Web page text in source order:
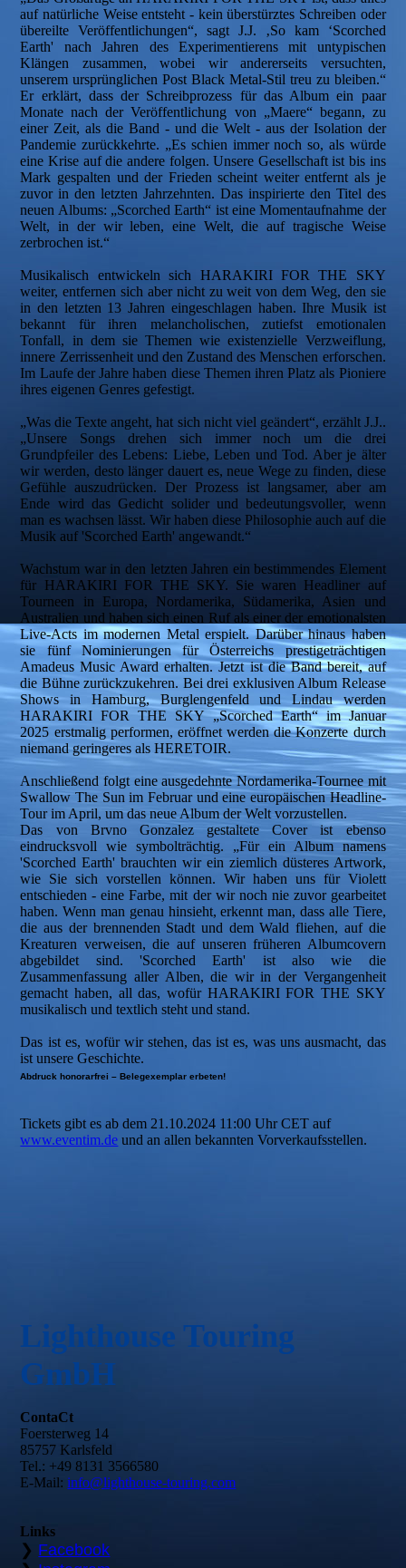
auf natürliche Weise entsteht - kein überstürztes Schreiben oder
übereilte Veröffentlichungen“, sagt J.J. ‚So kam ‘Scorched
Earth' nach Jahren des Experimentierens mit untypischen
Klängen zusammen, wobei wir andererseits versuchten,
unserem ursprünglichen Post Black Metal-Stil treu zu bleiben.“
Er erklärt, dass der Schreibprozess für das Album ein paar
Monate nach der Veröffentlichung von „Maere“ begann, zu
einer Zeit, als die Band - und die Welt - aus der Isolation der
Pandemie zurückkehrte. „Es schien immer noch so, als würde
eine Krise auf die andere folgen. Unsere Gesellschaft ist bis ins
Mark gespalten und der Frieden scheint weiter entfernt als je
zuvor in den letzten Jahrzehnten. Das inspirierte den Titel des
neuen Albums: „Scorched Earth“ ist eine Momentaufnahme der
Welt, in der wir leben, eine Welt, die auf tragische Weise
zerbrochen ist.“
Musikalisch entwickeln sich HARAKIRI FOR THE SKY
weiter, entfernen sich aber nicht zu weit von dem Weg, den sie
in den letzten 13 Jahren eingeschlagen haben. Ihre Musik ist
bekannt für ihren melancholischen, zutiefst emotionalen
Tonfall, in dem sie Themen wie existenzielle Verzweiflung,
innere Zerrissenheit und den Zustand des Menschen erforschen.
Im Laufe der Jahre haben diese Themen ihren Platz als Pioniere
ihres eigenen Genres gefestigt.
„Was die Texte angeht, hat sich nicht viel geändert“, erzählt J.J..
„Unsere Songs drehen sich immer noch um die drei
Grundpfeiler des Lebens: Liebe, Leben und Tod. Aber je älter
wir werden, desto länger dauert es, neue Wege zu finden, diese
Gefühle auszudrücken. Der Prozess ist langsamer, aber am
Ende wird das Gedicht solider und bedeutungsvoller, wenn
man es wachsen lässt. Wir haben diese Philosophie auch auf die
Musik auf 'Scorched Earth' angewandt.“
Wachstum war in den letzten Jahren ein bestimmendes Element
für HARAKIRI FOR THE SKY. Sie waren Headliner auf
Tourneen in Europa, Nordamerika, Südamerika, Asien und
Australien und haben sich einen Ruf als einer der emotionalsten
Live-Acts im modernen Metal erspielt. Darüber hinaus haben
sie fünf Nominierungen für Österreichs prestigeträchtigen
Amadeus Music Award erhalten. Jetzt ist die Band bereit, auf
die Bühne zurückzukehren. Bei drei exklusiven Album Release
Shows in Hamburg, Burglengenfeld und Lindau werden
HARAKIRI FOR THE SKY „Scorched Earth“ im Januar
2025 erstmalig performen, eröffnet werden die Konzerte durch
niemand geringeres als HERETOIR.
Anschließend folgt eine ausgedehnte Nordamerika-Tournee mit
Swallow The Sun im Februar und eine europäischen Headline-
Tour im April, um das neue Album der Welt vorzustellen.
Das von Brvno Gonzalez gestaltete Cover ist ebenso
eindrucksvoll wie symbolträchtig. „Für ein Album namens
'Scorched Earth' brauchten wir ein ziemlich düsteres Artwork,
wie Sie sich vorstellen können. Wir haben uns für Violett
entschieden - eine Farbe, mit der wir noch nie zuvor gearbeitet
haben. Wenn man genau hinsieht, erkennt man, dass alle Tiere,
die aus der brennenden Stadt und dem Wald fliehen, auf die
Kreaturen verweisen, die auf unseren früheren Albumcovern
abgebildet sind. 'Scorched Earth' ist also wie die
Zusammenfassung aller Alben, die wir in der Vergangenheit
gemacht haben, all das, wofür HARAKIRI FOR THE SKY
musikalisch und textlich steht und stand.
Das ist es, wofür wir stehen, das ist es, was uns ausmacht, das
ist unsere Geschichte.
Abdruck honorarfrei – Belegexemplar erbeten!
Tickets gibt es ab dem 21.10.2024 11:00 Uhr CET auf
www.eventim.de und an allen bekannten Vorverkaufsstellen.
Lighthouse Touring
GmbH
ContaCt
Foersterweg 14
85757 Karlsfeld
Tel.: +49 8131 3566580
E-Mail:info@lighthouse-touring.com
Links
❯ Facebook